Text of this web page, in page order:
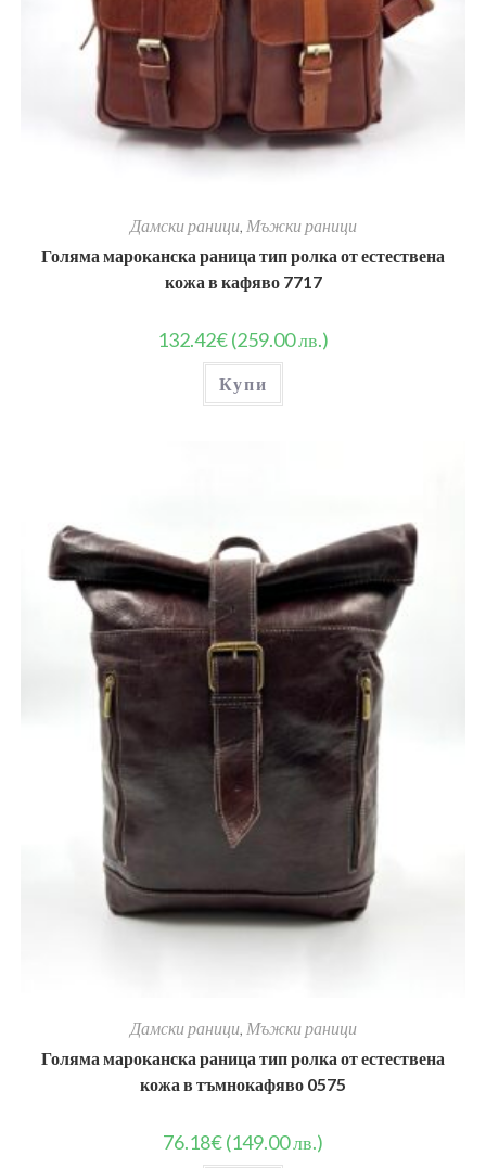
Дамски раници, Мъжки раници
Голяма мароканска раница тип ролка от естествена
кожа в кафяво 7717
132.42€(259.00 лв.)
Купи
Дамски раници, Мъжки раници
Голяма мароканска раница тип ролка от естествена
кожа в тъмнокафяво 0575
76.18€(149.00 лв.)